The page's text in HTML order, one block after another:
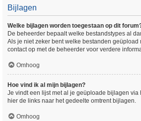
Bijlagen
Welke bijlagen worden toegestaan op dit
De beheerder bepaalt welke bestandstypes al
Als je niet zeker bent welke bestanden geüpload
contact op met de beheerder voor verdere
Omhoog
Hoe vind ik al mijn bijlagen?
Je vindt een lijst met al je geüploade bijlagen via
hier de links naar het gedeelte omtrent bijlagen.
Omhoog